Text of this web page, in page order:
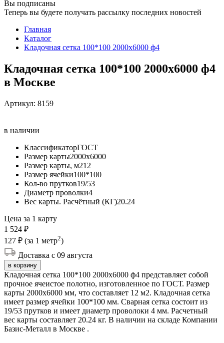
Вы подписаны
Теперь вы будете получать рассылку последних новостей
Главная
Каталог
Кладочная сетка 100*100 2000х6000 ф4
Кладочная сетка 100*100 2000х6000 ф4
в Москве
Артикул: 8159
в наличии
КлассификаторГОСТ
Размер карты2000х6000
Размер карты, м212
Размер ячейки100*100
Кол-во прутков19/53
Диаметр проволки4
Вес карты. Расчётный (КГ)20.24
Цена за 1 карту
1 524 ₽
127 ₽ (за 1 метр2)
Доставка с 09 августа
в корзину
Кладочная сетка 100*100 2000х6000 ф4 представляет собой
прочное ячеистое полотно, изготовленное по ГОСТ. Размер
карты 2000х6000 мм, что составляет 12 м2. Кладочная сетка
имеет размер ячейки 100*100 мм. Сварная сетка состоит из
19/53 прутков и имеет диаметр проволоки 4 мм. Расчетный
вес карты составляет 20.24 кг. В наличии на складе Компании
Базис-Металл в Москве .